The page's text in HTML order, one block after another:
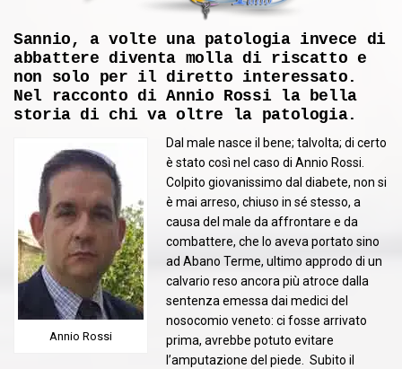
Sannio, a volte una patologia invece di
abbattere diventa molla di riscatto e
non solo per il diretto interessato.
Nel racconto di Annio Rossi la bella
storia di chi va oltre la patologia.
Annio Rossi
Dal male nasce il bene; talvolta; di certo
è stato così nel caso di Annio Rossi.
Colpito giovanissimo dal diabete, non si
è mai arreso, chiuso in sé stesso, a
causa del male da affrontare e da
combattere, che lo aveva portato sino
ad Abano Terme, ultimo approdo di un
calvario reso ancora più atroce dalla
sentenza emessa dai medici del
nosocomio veneto: ci fosse arrivato
prima, avrebbe potuto evitare
l’amputazione del piede. Subito il